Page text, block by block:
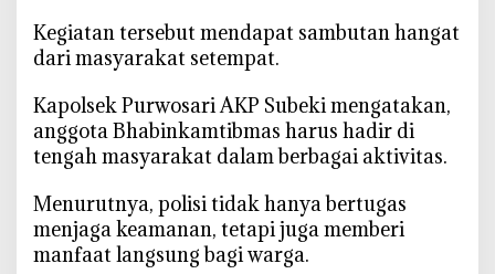
P
e
a
n
i
u
n
i
‎Kegiatan tersebut mendapat sambutan hangat
dari masyarakat setempat.
‎Kapolsek Purwosari AKP Subeki mengatakan,
anggota Bhabinkamtibmas harus hadir di
tengah masyarakat dalam berbagai aktivitas.
Menurutnya, polisi tidak hanya bertugas
menjaga keamanan, tetapi juga memberi
manfaat langsung bagi warga.